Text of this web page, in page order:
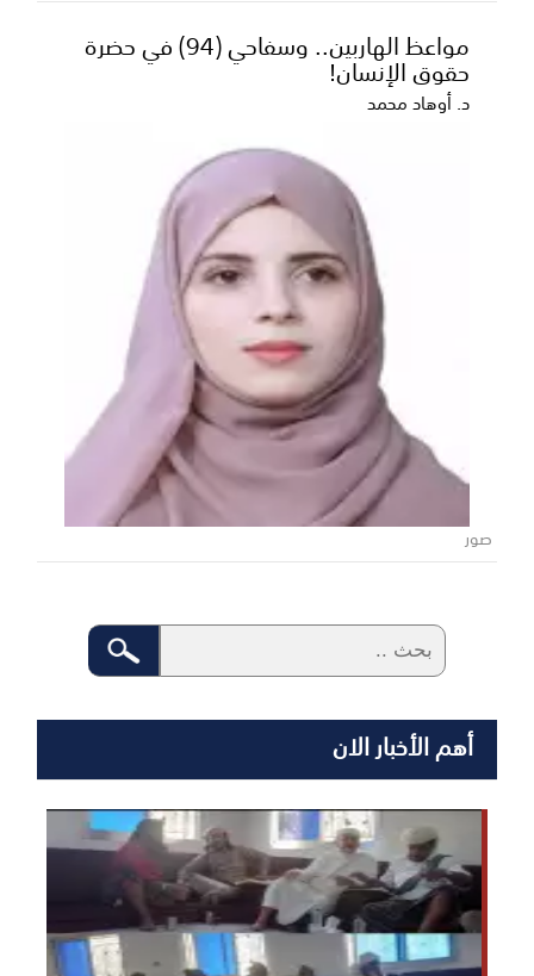
مواعظ الهاربين.. وسفاحي (94) في حضرة
حقوق الإنسان!
د. أوهاد محمد
صور
أهم الأخبار الان